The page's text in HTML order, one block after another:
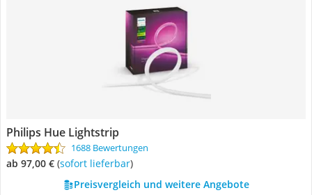
Philips Hue Lightstrip
1688 Bewertungen
ab 97,00 € ( Sofort lieferbar)
Preisvergleich und weitere Angebote